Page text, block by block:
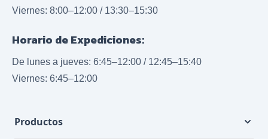
Viernes: 8:00–12:00 / 13:30–15:30
Horario de Expediciones:
De lunes a jueves: 6:45–12:00 / 12:45–15:40
Viernes: 6:45–12:00
Productos